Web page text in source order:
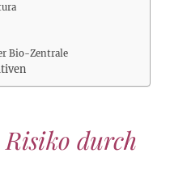
Bio-Zentrale
Risiko durch